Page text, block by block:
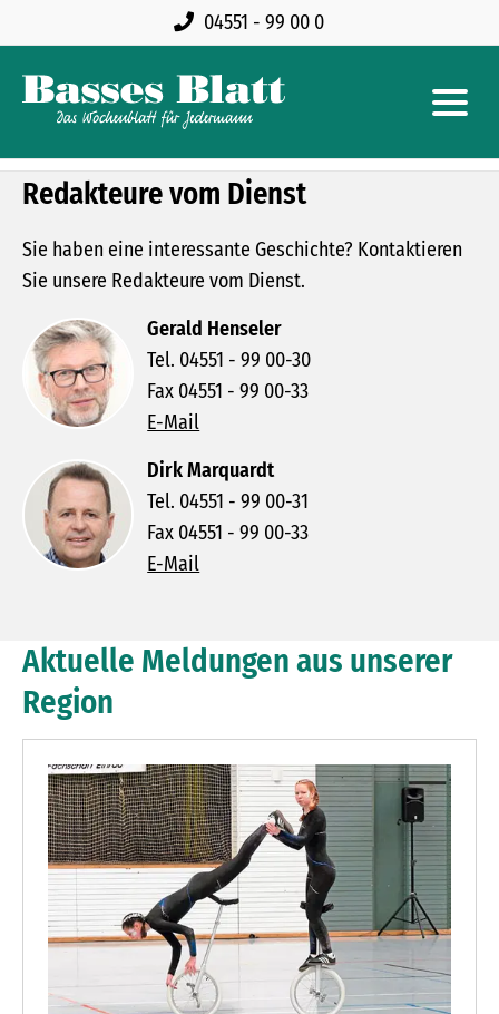
04551 - 99 00 0
Redakteure vom Dienst
Sie haben eine interessante Geschichte? Kontaktieren
Sie unsere Redakteure vom Dienst.
Gerald Henseler
Tel. 04551 - 99 00-30
Fax 04551 - 99 00-33
E-Mail
Dirk Marquardt
Tel. 04551 - 99 00-31
Fax 04551 - 99 00-33
E-Mail
Aktuelle Meldungen aus unserer
Region